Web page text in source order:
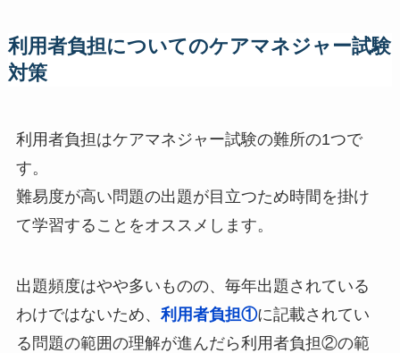
利用者負担についてのケアマネジャー試験
対策
利用者負担はケアマネジャー試験の難所の1つで
す。
難易度が高い問題の出題が目立つため時間を掛け
て学習することをオススメします。
出題頻度はやや多いものの、毎年出題されている
わけではないため、 利用者負担①に記載されてい
る問題の範囲の理解が進んだら利用者負担②の範